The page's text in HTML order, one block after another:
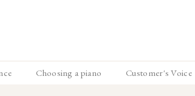
Choosing a piano Customer's Voice